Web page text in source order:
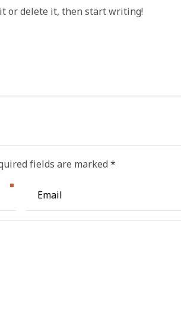
or delete it, then start writing!
fields are marked *